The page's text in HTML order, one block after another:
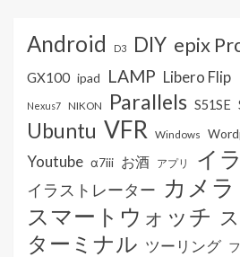
Android D3 DIY epix
GX100 ipad LAMP Libero Flip
Nexus7 NIKON Parallels S51SE
Ubuntu VFR Windows
Youtube α7iii お酒 アプリ イ
イラストレーター カメラ
スマートウォッチ
ターミナル ツーリング